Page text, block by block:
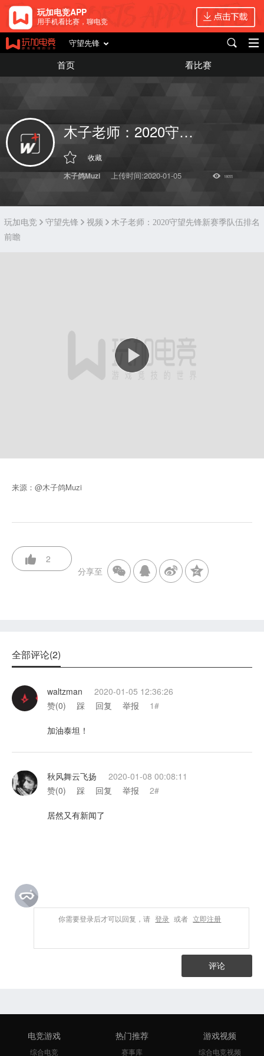
玩加电竞APP
用手机看比赛，聊电竞
守望先锋
首页 看比赛
木子老师：2020守望先锋新赛季队伍排名前瞻
收藏
木子鸽Muzi 上传时间:2020-01-05 18055
玩加电竞 守望先锋 视频
木子老师：2020守望先锋新赛季队伍排名
前瞻
来源：@木子鸽Muzi
2
分享至
全部评论(2)
waltzman
2020-01-05 12:36:26
赞(0) 踩 回复 举报 1#
加油泰坦！
秋风舞云飞扬
2020-01-08 00:08:11
赞(0) 踩 回复 举报 2#
居然又有新闻了
你需要登录后才可以回复，请 登录 或者 立即注册
评论
电竞游戏
综合电竞
热门推荐
赛事库
游戏视频
综合电竞视频